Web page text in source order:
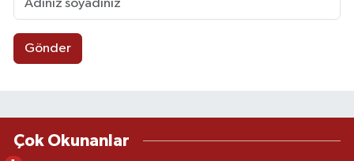
Gönder
Çok Okunanlar